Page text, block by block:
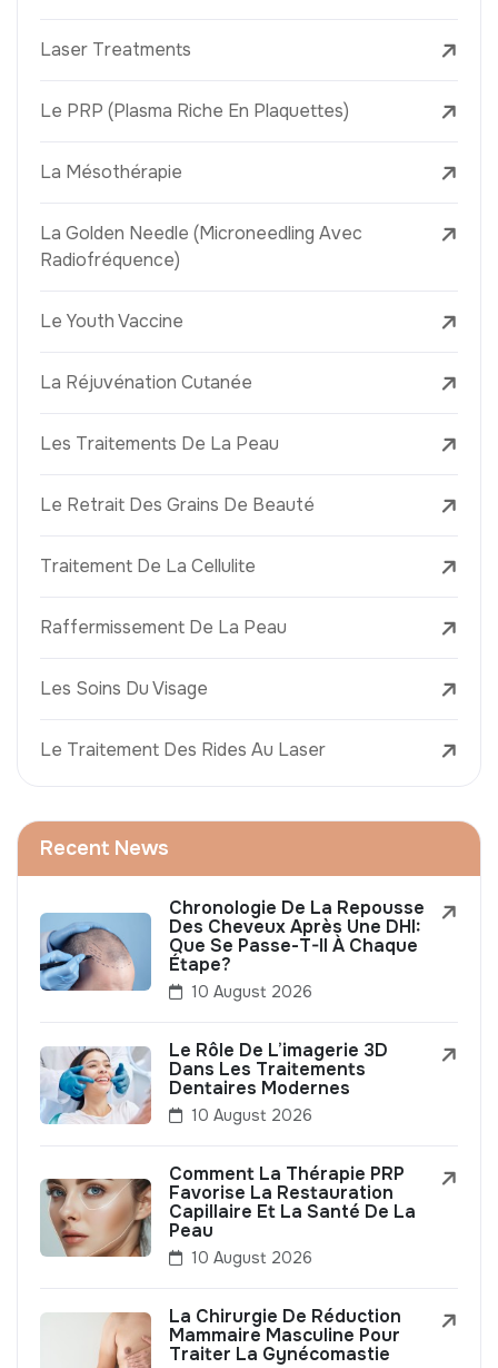
Laser Treatments
Le PRP (Plasma Riche En Plaquettes)
La Mésothérapie
La Golden Needle (Microneedling Avec
Radiofréquence)
Le Youth Vaccine
La Réjuvénation Cutanée
Les Traitements De La Peau
Le Retrait Des Grains De Beauté
Traitement De La Cellulite
Raffermissement De La Peau
Les Soins Du Visage
Le Traitement Des Rides Au Laser
Recent News
Chronologie De La Repousse
Des Cheveux Après Une DHI:
Que Se Passe-T-Il À Chaque
Étape?
10 August 2026
Le Rôle De L’imagerie 3D
Dans Les Traitements
Dentaires Modernes
10 August 2026
Comment La Thérapie PRP
Favorise La Restauration
Capillaire Et La Santé De La
Peau
10 August 2026
La Chirurgie De Réduction
Mammaire Masculine Pour
Traiter La Gynécomastie